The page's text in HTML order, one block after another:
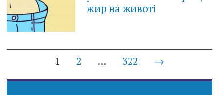
жир на животі
navigation
1 2 … 322 →